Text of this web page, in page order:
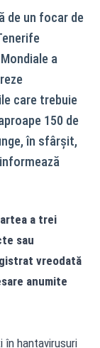
de un focar de
a
care trebuie
150 de
în sfârșit,
a trei
sau
vreodată
anumite
în hantavirusuri